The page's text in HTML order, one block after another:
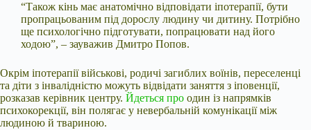
“Також кінь має анатомічно відповідати іпотерапії, бути
пропрацьованим під дорослу людину чи дитину. Потрібно
ще психологічно підготувати, попрацювати над його
ходою”, – зауважив Дмитро Попов.
Окрім іпотерапії військові, родичі загиблих воїнів, переселенці
та діти з інвалідністю можуть відвідати заняття з іповенції,
розказав керівник центру. Йдеться про один із напрямків
психокорекції, він полягає у невербальній комунікації між
людиною й твариною.